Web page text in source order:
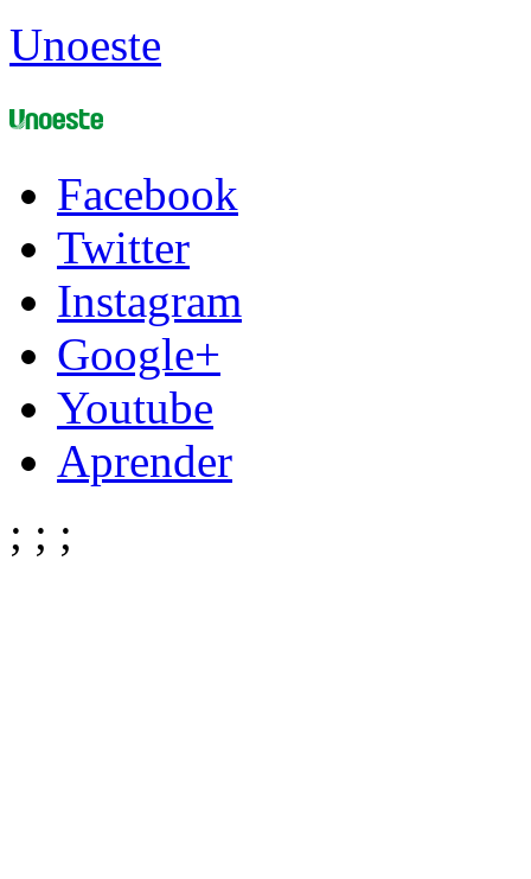
Unoeste
Facebook
Twitter
Instagram
Google+
Youtube
Aprender
; ; ;